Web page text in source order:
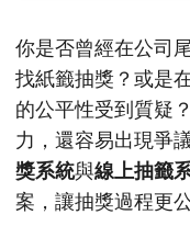
你是否曾經在公司
找紙籤抽獎？或是
的公平性受到質疑
力，還容易出現爭
獎系統與線上抽籤
案，讓抽獎過程更